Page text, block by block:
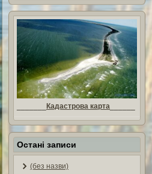
Кадастрова карта
Остані записи
(без назви)